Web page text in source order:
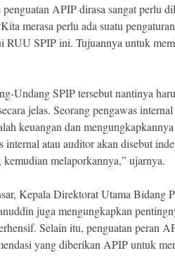
APIP dirasa sangat perlu
merasa perlu ada suatu
RUU SPIP ini. Tujuannya untuk
Undang SPIP tersebut nantinya
jelas. Seorang pengawas
keuangan dan
internal atau auditor akan disebut
kemudian melaporkannya,” ujarnya.
Kepala Direktorat Utama Bidang
juga mengungkapkan
Selain itu, penguatan peran
yang diberikan APIP untuk